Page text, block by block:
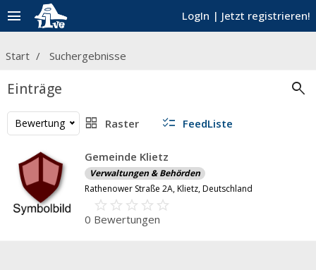
LogIn | Jetzt registrieren!
menu
Start Suchergebnisse
Einträge search
Bewertung grid_view Raster checklist FeedListe
Gemeinde Klietz
Verwaltungen & Behörden
Rathenower Straße 2A, Klietz, Deutschland
star_border star_border star_border star_border star_border
star star star star star
0 Bewertungen